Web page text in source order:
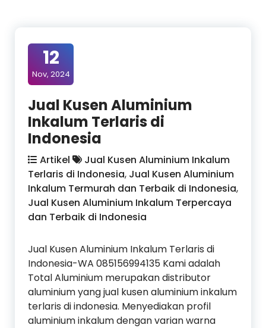
12
Nov, 2024
Jual Kusen Aluminium
Inkalum Terlaris di
Indonesia
Artikel
Jual Kusen Aluminium Inkalum
Terlaris di Indonesia, Jual Kusen Aluminium
Inkalum Termurah dan Terbaik di Indonesia,
Jual Kusen Aluminium Inkalum Terpercaya
dan Terbaik di Indonesia
Jual Kusen Aluminium Inkalum Terlaris di
Indonesia-WA 085156994135 Kami adalah
Total Aluminium merupakan distributor
aluminium yang jual kusen aluminium inkalum
terlaris di indonesia. Menyediakan profil
aluminium inkalum dengan varian warna